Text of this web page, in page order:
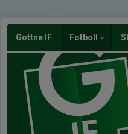
Gottne IF Fotboll